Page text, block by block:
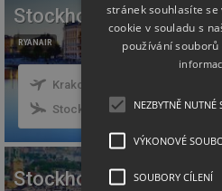
Stockholm 1 496 CZK
RYANAIR
Krakov
Stockholm, (ARN)
Stockholm od 1 754 CZK
stránek souhlasíte
cookie v souladu s
používání
NEZBYTNĚ NUTNÉ
VÝKONOVÉ
SOUBORY CÍLENÍ